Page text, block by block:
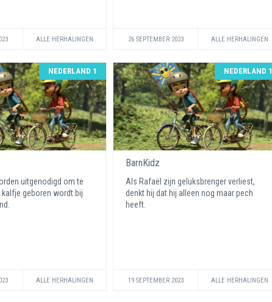
ALLE HERHALINGEN 26 SEPTEMBER 2023 ALLE HERHALINGEN
NEDERLAND 1
uitgenodigd om te
kalfje geboren wordt bij
ALLE HERHALINGEN
NEDERLAND 1
BarnKidz
Als Rafaël zijn geluksbrenger verliest,
denkt hij dat hij alleen nog maar pech
heeft.
19 SEPTEMBER 2023 ALLE HERHALINGEN